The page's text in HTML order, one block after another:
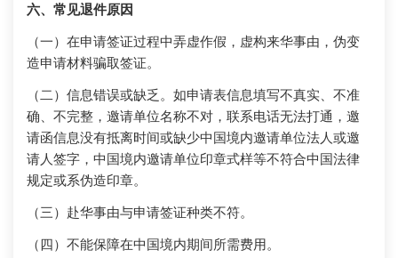
六、常见退件原因
（一）在申请签证过程中弄虚作假，虚构来华事由，伪变
造申请材料骗取签证。
（二）信息错误或缺乏。如申请表信息填写不真实、不准
确、不完整，邀请单位名称不对，联系电话无法打通，邀
请函信息没有抵离时间或缺少中国境内邀请单位法人或邀
请人签字，中国境内邀请单位印章式样等不符合中国法律
规定或系伪造印章。
（三）赴华事由与申请签证种类不符。
（四）不能保障在中国境内期间所需费用。